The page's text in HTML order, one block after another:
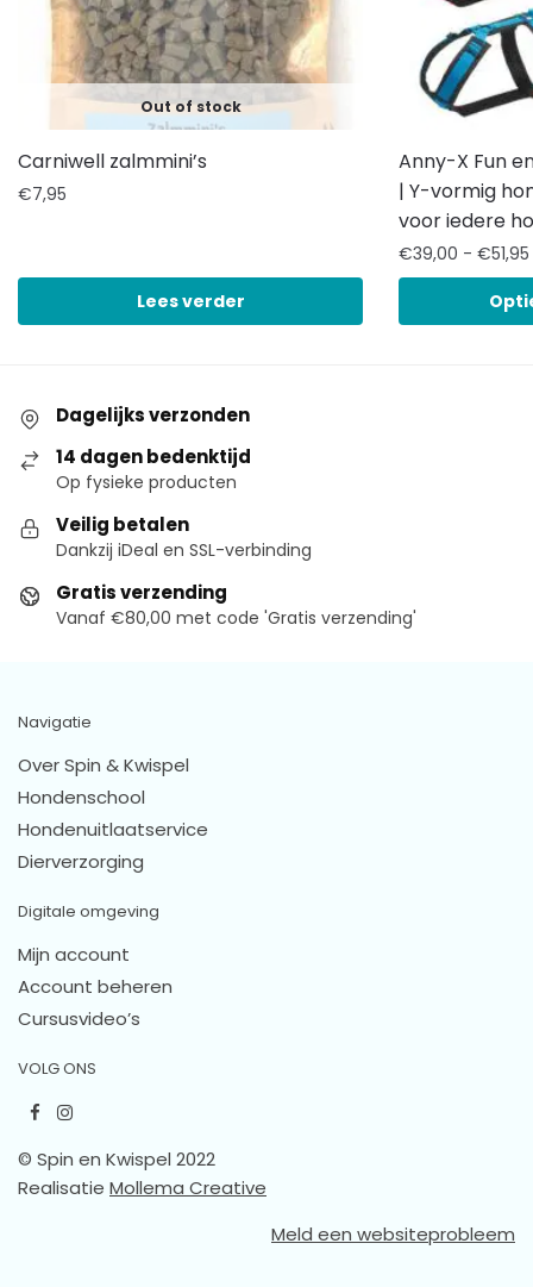
Out of stock
Carniwell zalmmini’s
€7,95
Lees verder
Anny-X Fun
| Y-vormig
voor iedere
€39,00 - €51,95
Dagelijks verzonden
14 dagen bedenktijd
Op fysieke producten
Veilig betalen
Dankzij iDeal en SSL-verbinding
Gratis verzending
Vanaf €80,00 met code 'Gratis verzending'
Navigatie
Over Spin & Kwispel
Hondenschool
Hondenuitlaatservice
Dierverzorging
Digitale omgeving
Mijn account
Account beheren
Cursusvideo’s
VOLG ONS
© Spin en Kwispel 2022
Realisatie Mollema Creative
Meld een websiteprobleem